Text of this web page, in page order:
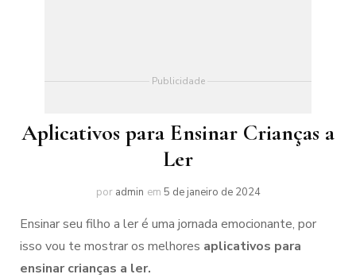
Publicidade
Aplicativos para Ensinar Crianças a
Ler
por admin em 5 de janeiro de 2024
Ensinar seu filho a ler é uma jornada emocionante, por
isso vou te mostrar os melhores aplicativos para
ensinar crianças a ler.